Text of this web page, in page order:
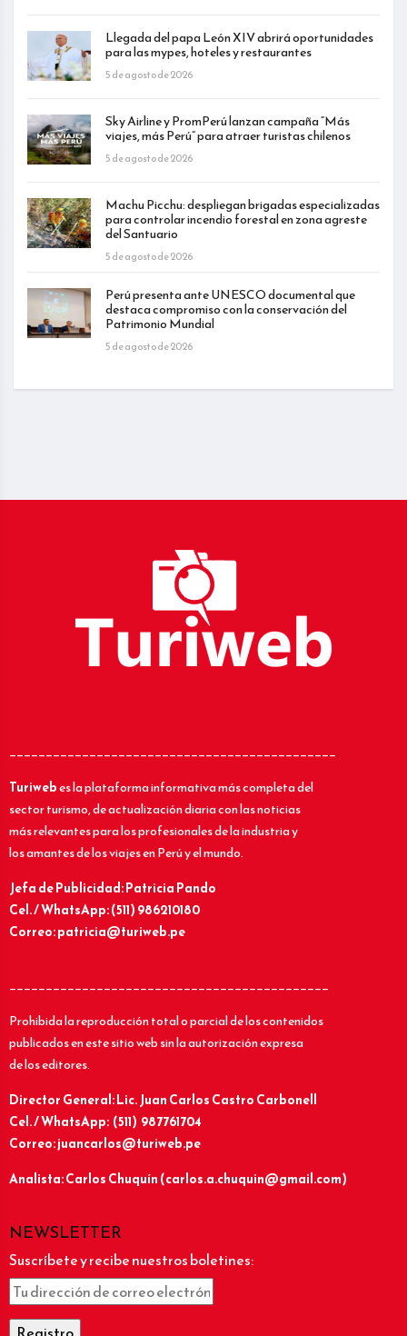
Llegada del papa León XIV abrirá oportunidades
para las mypes, hoteles y restaurantes
5 de agosto de 2026
Sky Airline y PromPerú lanzan campaña “Más
viajes, más Perú” para atraer turistas chilenos
5 de agosto de 2026
Machu Picchu: despliegan brigadas especializadas
para controlar incendio forestal en zona agreste
del Santuario
5 de agosto de 2026
Perú presenta ante UNESCO documental que
destaca compromiso con la conservación del
Patrimonio Mundial
5 de agosto de 2026
_____________________________________________
Turiwebes la plataforma informativa más completa del
sector turismo, de actualización diaria con las noticias
más relevantes para los profesionales de la industria y
los amantes de los viajes en Perú y el mundo.
Jefa de Publicidad: Patricia Pando
Cel. / WhatsApp: (511) 986210180
Correo: patricia@turiweb.pe
____________________________________________
Prohibida la reproducción total o parcial de los contenidos
publicados en este sitio web sin la autorización expresa
de los editores.
Director General: Lic.Juan Carlos Castro Carbonell
Cel. / WhatsApp: (511) 987761704
Correo: juancarlos@turiweb.pe
Analista: Carlos Chuquín (carlos.a.chuquin@gmail.com)
NEWSLETTER
Suscríbete y recibe nuestros boletines: